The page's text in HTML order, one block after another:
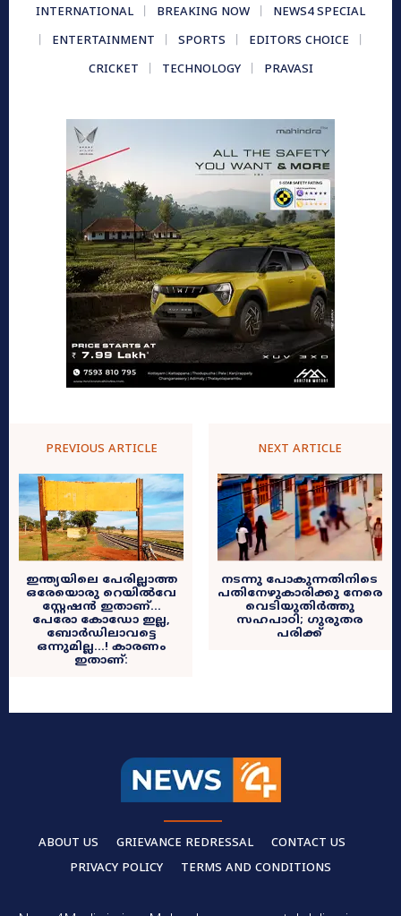
INTERNATIONAL
BREAKING NOW
NEWS4 SPECIAL
ENTERTAINMENT
SPORTS
EDITORS CHOICE
CRICKET
TECHNOLOGY PRAVASI
PREVIOUS ARTICLE
ഇന്ത്യയിലെ പേരില്ലാത്ത
ഒരേയൊരു റെയിൽവേ
സ്റ്റേഷൻ ഇതാണ്…
പേരോ കോഡോ ഇല്ല,
ബോർഡിലാവട്ടെ
ഒന്നുമില്ല…! കാരണം
ഇതാണ്:
NEXT ARTICLE
നടന്നു പോകുന്നതിനിടെ
പതിനേഴുകാരിക്കു നേരെ
വെടിയുതിർത്തു
സഹപാഠി; ഗുരുതര
പരിക്ക്
ABOUT US GRIEVANCE REDRESSAL
CONTACT US
PRIVACY POLICY
TERMS AND CONDITIONS